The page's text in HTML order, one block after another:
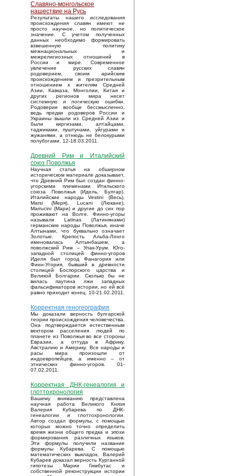
Славяно-монгольское
нашествие на Русь
Результаты нашего исследования
происхождения славян имеют не
просто научное, но политическое
значение. С учетом полученных
данных необходимо формировать
взвешенную политику
межнациональных и
межрелигиозных отношений в
России и мире. Современное
увлечение русских славян
родоверием, своим арийским
происхождением и презрительным
отношением к жителям Средней
Азии, Кавказа, Монголии, Китая и
других регионов мира несет
системную и логическую ошибки.
Родоверие вообще бессмысленно,
ведь предки родоверов России и
Украины вышли из Средней Азии и
были киргизами, алтайцами,
таджиками, пуштунами, уйгурами и
жужанями, а отнюдь не белокурыми
полубогами. 12-18.03.2011.
Древний Рим и Италийский
союз Поволжья
Научная статья на обширном
историческом материале доказывает,
что Древний Рим был создан финно-
угорскими племенами Итильского
союза Поволжья (Идель, Булгар).
Италийские народы Vestini (Весь),
Marsi (Меря), Lucani (Люкане),
Marrucini (Мари) и другие до сих пор
проживают на Волге. Финно-угоры
называли Latinas (Латинянами)
германские народы Поволжья, иначе
Алтынами, что буквально означает
Золотые. Крепость Альба-Лонго
именовалась Алтынбашем, а
поволжский Рим – Улак-Урум. Юго-
западной столицей финно-угоров
Иделя был город Фанагория или
Финн-Угория, бывший в древности
столицей Боспорского царства и
Великой Болгарии. Сколько бы не
вилась паутина лжи западных
фальсификаторов истории, но ей всё
равно приходит конец. 10-21.02.2011.
Корректная геногеография
Мы доказали верность булгарской
теории происхождения человечества.
Она подтверждается естественным
вектором расселения людей по
планете из Поволжья во все стороны
Евразии, а оттуда в Африку,
Австралию и Америку. Все народы и
расы мира произошли от
индоевропейцев, а именно – от
этнических финно-угоров. 01-
07.02.2011.
Корректная ДНК-генеалогия и
глоттохронология
Вашему вниманию представлена
научная работа Великого Князя
Валерия Кубарева по ДНК-
генеалогии и глоттохронологии.
Автор создал формулы, с помощью
которых можно точно определить
время жизни общего предка и эпохи
формирования различных языков.
Эти формулы получили название
формулы Кубарева. С помощью
математических выкладок, Валерий
Кубарев доказал верность Курганной
гипотезы Марии Гимбутас и
собственной реконструкции истории